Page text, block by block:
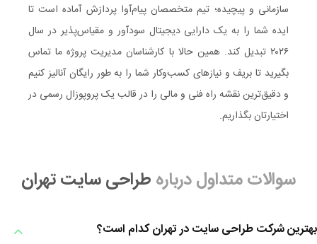
سازمانی و پیچیده؛ تیم متخصصان پیام‌آوا پردازش آماده است تا
ایده شما را به یک دارایی دیجیتال سودآور و مقیاس‌پذیر در سال
۲۰۲۶ تبدیل کند. همین حالا با کارشناسان مدیریت پروژه ما تماس
بگیرید تا بریف و نیازهای کسب‌وکار شما را به طور رایگان آنالیز کنیم
و دقیق‌ترین نقشه راه فنی و مالی را در قالب یک پروپوزال رسمی در
اختیارتان بگذاریم.
سوالات متداول دربارهطراحی سایت تهران
بهترین شرکت طراحی سایت در تهران کدام است؟